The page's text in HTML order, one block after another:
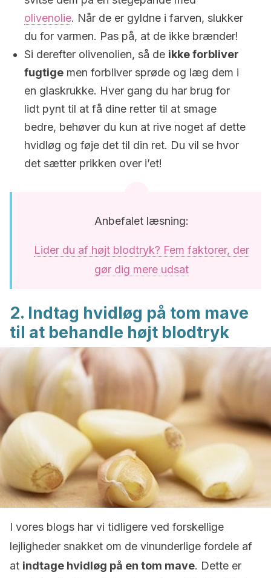
olivenolie. Når de er gyldne i farven, slukker
du for varmen. Pas på, at de ikke brænder!
Si derefter olivenolien, så de ikke forbliver
fugtige men forbliver sprøde og læg dem i
en glaskrukke. Hver gang du har brug for
lidt pynt til at få dine retter til at smage
bedre, behøver du kun at rive noget af dette
hvidløg og føje det til din ret. Du vil se hvor
det sætter prikken over i’et!
Anbefalet læsning:
Lider du af højt blodtryk? Fem faktorer, der
gør dig mere udsat
2. Indtag hvidløg på tom mave
til at behandle højt blodtryk
I vores blogs har vi tidligere ved forskellige
lejligheder snakket om de vinunderlige fordele af
at indtage hvidløg på en tom mave. Dette er